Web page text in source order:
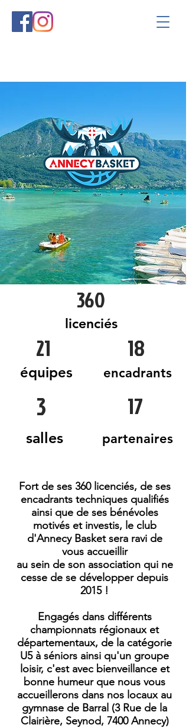
360
licenciés
21
équipes
3
salles
18
encadrants
17
partenaires
Fort de ses 360 licenciés, de ses
encadrants techniques qualifiés
ainsi que de ses bénévoles
motivés et investis, le club
d'Annecy Basket sera ravi de
vous accueillir
au sein de son association qui ne
cesse de se développer depuis
2015 !
Engagés dans différents
championnats régionaux et
départementaux, de la catégorie
U5 à séniors ainsi qu'un groupe
loisir, c'est avec bienveillance et
bonne humeurque nous vous
accueillerons dans nos locaux au
gymnase de Barral (3 Rue de la
Clairière, Seynod, 7400 Annecy)